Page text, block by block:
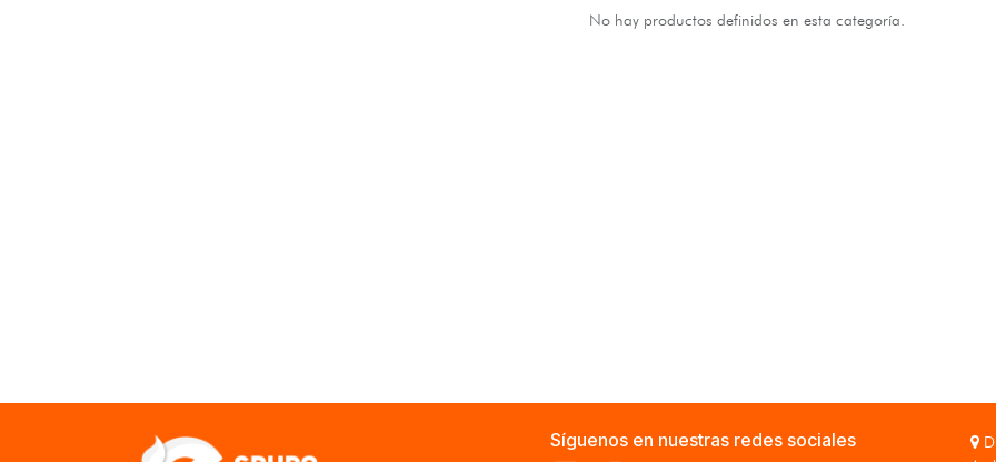
No hay productos definidos en esta categoría.
Síguenos en nuestras redes sociales